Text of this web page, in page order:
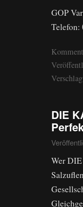
GOP
Telefon:
DIE
Wer